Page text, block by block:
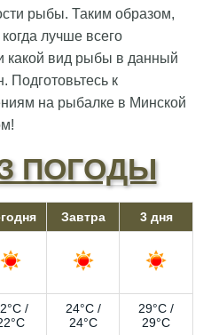
рыбы. Таким образом,
лучше всего
какой вид рыбы в данный
Подготовьтесь к
на рыбалке в Минской
ПОГОДЫ
Завтра 3 дня
/
24°C /
24°C
29°C /
29°C